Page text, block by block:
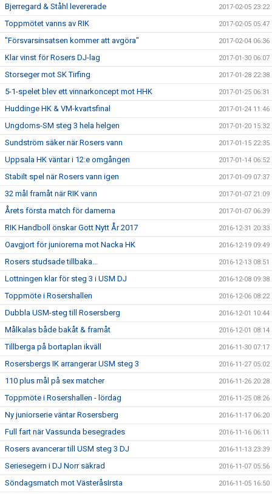
Bjerregard & Ståhl levererade 2017-02-05 23:22
Toppmötet vanns av RIK 2017-02-05 05:47
"Försvarsinsatsen kommer att avgöra" 2017-02-04 06:36
Klar vinst för Rosers DJ-lag 2017-01-30 06:07
Storseger mot SK Tirfing 2017-01-28 22:38
5-1-spelet blev ett vinnarkoncept mot HHK 2017-01-25 06:31
Huddinge HK & VM-kvartsfinal 2017-01-24 11:46
Ungdoms-SM steg 3 hela helgen 2017-01-20 15:32
Sundström säker när Rosers vann 2017-01-15 22:35
Uppsala HK väntar i 12:e omgången 2017-01-14 06:52
Stabilt spel när Rosers vann igen 2017-01-09 07:37
32 mål framåt när RIK vann 2017-01-07 21:09
Årets första match för damerna 2017-01-07 06:39
RIK Handboll önskar Gott Nytt År 2017 2016-12-31 20:33
Oavgjort för juniorerna mot Nacka HK 2016-12-19 09:49
Rosers studsade tillbaka... 2016-12-13 08:51
Lottningen klar för steg 3 i USM DJ 2016-12-08 09:38
Toppmöte i Rosershallen 2016-12-06 08:22
Dubbla USM-steg till Rosersberg 2016-12-01 10:44
Målkalas både bakåt & framåt 2016-12-01 08:14
Tillberga på bortaplan ikväll 2016-11-30 07:17
Rosersbergs IK arrangerar USM steg 3 2016-11-27 05:02
110 plus mål på sex matcher 2016-11-26 20:28
Toppmöte i Rosershallen - lördag 2016-11-25 08:26
Ny juniorserie väntar Rosersberg 2016-11-17 06:20
Full fart när Vassunda besegrades 2016-11-16 06:11
Rosers avancerar till USM steg 3 DJ 2016-11-13 23:39
Seriesegern i DJ Norr säkrad 2016-11-07 05:56
Söndagsmatch mot VästeråsIrsta 2016-11-05 16:50